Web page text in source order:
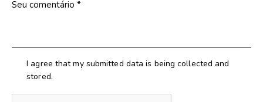
I agree that my submitted data is being collected and
stored.